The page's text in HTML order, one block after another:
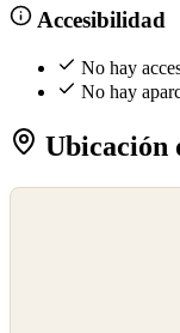
Accesibilidad
No hay
No hay
Ubicación